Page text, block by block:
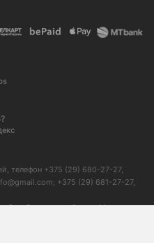
телефон +375 (29) 680-27-27,
+375 (29) 681-27-27,
Октябрьского района г. Минска: +